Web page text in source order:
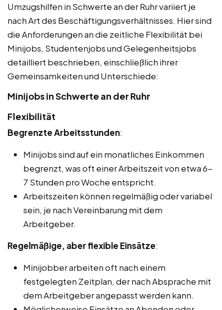
Umzugshilfen in Schwerte an der Ruhr variiert je
nach Art des Beschäftigungsverhältnisses. Hier sind
die Anforderungen an die zeitliche Flexibilität bei
Minijobs, Studentenjobs und Gelegenheitsjobs
detailliert beschrieben, einschließlich ihrer
Gemeinsamkeiten und Unterschiede:
Minijobs in Schwerte an der Ruhr
Flexibilität
Begrenzte Arbeitsstunden:
Minijobs sind auf ein monatliches Einkommen
begrenzt, was oft einer Arbeitszeit von etwa 6-
7 Stunden pro Woche entspricht.
Arbeitszeiten können regelmäßig oder variabel
sein, je nach Vereinbarung mit dem
Arbeitgeber.
Regelmäßige, aber flexible Einsätze:
Minijobber arbeiten oft nach einem
festgelegten Zeitplan, der nach Absprache mit
dem Arbeitgeber angepasst werden kann.